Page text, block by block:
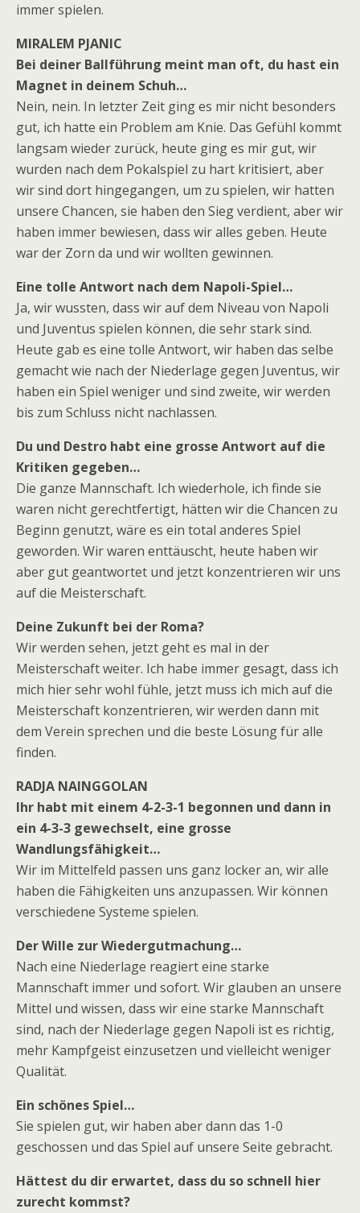
immer spielen.
MIRALEM PJANIC
Bei deiner Ballführung meint man oft, du hast ein
Magnet in deinem Schuh…
Nein, nein. In letzter Zeit ging es mir nicht besonders
gut, ich hatte ein Problem am Knie. Das Gefühl kommt
langsam wieder zurück, heute ging es mir gut, wir
wurden nach dem Pokalspiel zu hart kritisiert, aber
wir sind dort hingegangen, um zu spielen, wir hatten
unsere Chancen, sie haben den Sieg verdient, aber wir
haben immer bewiesen, dass wir alles geben. Heute
war der Zorn da und wir wollten gewinnen.
Eine tolle Antwort nach dem Napoli-Spiel…
Ja, wir wussten, dass wir auf dem Niveau von Napoli
und Juventus spielen können, die sehr stark sind.
Heute gab es eine tolle Antwort, wir haben das selbe
gemacht wie nach der Niederlage gegen Juventus, wir
haben ein Spiel weniger und sind zweite, wir werden
bis zum Schluss nicht nachlassen.
Du und Destro habt eine grosse Antwort auf die
Kritiken gegeben…
Die ganze Mannschaft. Ich wiederhole, ich finde sie
waren nicht gerechtfertigt, hätten wir die Chancen zu
Beginn genutzt, wäre es ein total anderes Spiel
geworden. Wir waren enttäuscht, heute haben wir
aber gut geantwortet und jetzt konzentrieren wir uns
auf die Meisterschaft.
Deine Zukunft bei der Roma?
Wir werden sehen, jetzt geht es mal in der
Meisterschaft weiter. Ich habe immer gesagt, dass ich
mich hier sehr wohl fühle, jetzt muss ich mich auf die
Meisterschaft konzentrieren, wir werden dann mit
dem Verein sprechen und die beste Lösung für alle
finden.
RADJA NAINGGOLAN
Ihr habt mit einem 4-2-3-1 begonnen und dann in
ein 4-3-3 gewechselt, eine grosse
Wandlungsfähigkeit…
Wir im Mittelfeld passen uns ganz locker an, wir alle
haben die Fähigkeiten uns anzupassen. Wir können
verschiedene Systeme spielen.
Der Wille zur Wiedergutmachung…
Nach eine Niederlage reagiert eine starke
Mannschaft immer und sofort. Wir glauben an unsere
Mittel und wissen, dass wir eine starke Mannschaft
sind, nach der Niederlage gegen Napoli ist es richtig,
mehr Kampfgeist einzusetzen und vielleicht weniger
Qualität.
Ein schönes Spiel…
Sie spielen gut, wir haben aber dann das 1-0
geschossen und das Spiel auf unsere Seite gebracht.
Hättest du dir erwartet, dass du so schnell hier
zurecht kommst?